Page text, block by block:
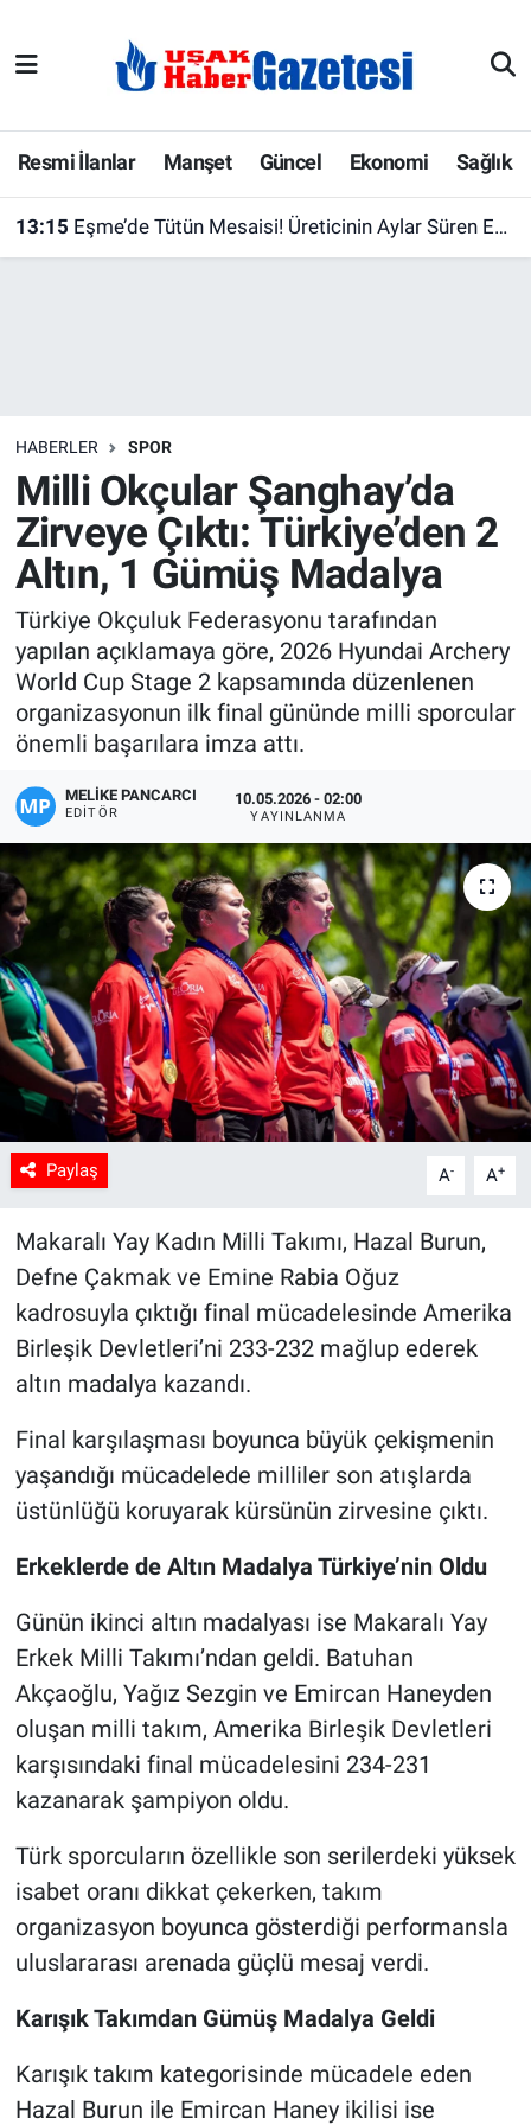
Resmi İlanlar Manşet Güncel Ekonomi Sağlık
13:15 Eşme’de Tütün Mesaisi! Üreticinin Aylar Süren Emeği Tarlada Karşılık Buluyor
HABERLER SPOR
Milli Okçular Şanghay’da
Zirveye Çıktı: Türkiye’den 2
Altın, 1 Gümüş Madalya
Türkiye Okçuluk Federasyonu tarafından
yapılan açıklamaya göre, 2026 Hyundai Archery
World Cup Stage 2 kapsamında düzenlenen
organizasyonun ilk final gününde milli sporcular
önemli başarılara imza attı.
MELIKE PANCARCI
EDITÖR
10.05.2026 - 02:00
YAYINLANMA
Paylaş A- A+
Makaralı Yay Kadın Milli Takımı, Hazal Burun,
Defne Çakmak ve Emine Rabia Oğuz
kadrosuyla çıktığı final mücadelesinde Amerika
Birleşik Devletleri’ni 233-232 mağlup ederek
altın madalya kazandı.
Final karşılaşması boyunca büyük çekişmenin
yaşandığı mücadelede milliler son atışlarda
üstünlüğü koruyarak kürsünün zirvesine çıktı.
Erkeklerde de Altın Madalya Türkiye’nin Oldu
Günün ikinci altın madalyası ise Makaralı Yay
Erkek Milli Takımı’ndan geldi. Batuhan
Akçaoğlu, Yağız Sezgin ve Emircan Haneyden
oluşan milli takım, Amerika Birleşik Devletleri
karşısındaki final mücadelesini 234-231
kazanarak şampiyon oldu.
Türk sporcuların özellikle son serilerdeki yüksek
isabet oranı dikkat çekerken, takım
organizasyon boyunca gösterdiği performansla
uluslararası arenada güçlü mesaj verdi.
Karışık Takımdan Gümüş Madalya Geldi
Karışık takım kategorisinde mücadele eden
Hazal Burun ile Emircan Haney ikilisi ise
E-Gazete
Ekonomi
Köşe Yazarları
Kültür Sanat
Manşet
Resmi İlanlar
Sağlık
Son Dakika
Spor
Uşak Haberleri
Uşak Hava Durumu
Uşak Trafik Yoğunluk Haritası
Süper Lig Puan Durumu ve Fikstür